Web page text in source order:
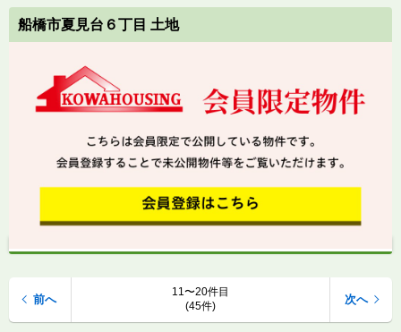
船橋市夏見台６丁目 土地
11〜20件目
(45件)
前へ 次へ